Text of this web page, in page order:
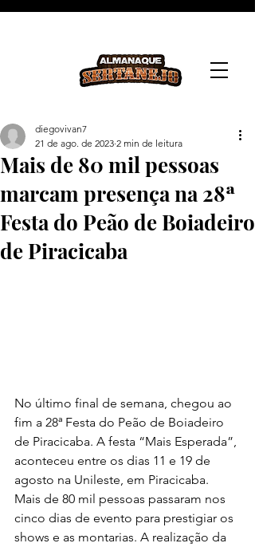
Mais de 80 mil pessoas
marcam presença na 28ª
Festa do Peão de Boiadeiro
de Piracicaba
diegovivan7
21 de ago. de 2023 2 min de leitura
No último final de semana, chegou ao
fim a 28ª Festa do Peão de Boiadeiro
de Piracicaba. A festa “Mais Esperada”,
aconteceu entre os dias 11 e 19 de
agosto na Unileste, em Piracicaba.
Mais de 80 mil pessoas passaram nos
cinco dias de evento para prestigiar os
shows e as montarias. A realização da